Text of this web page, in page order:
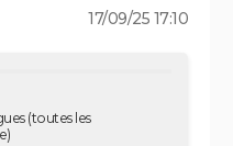
17/09/25 17:10
(toutes les